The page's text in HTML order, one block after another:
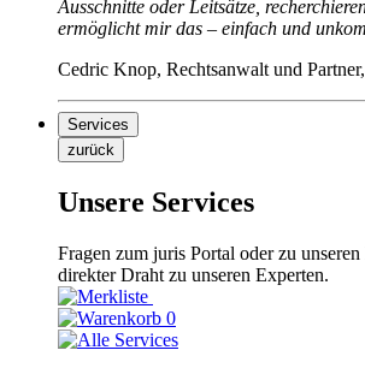
Ausschnitte oder Leitsätze,
ermöglicht mir das – einfach und
Cedric Knop, Rechtsanwalt und
Services
zurück
Unsere Services
Fragen zum juris Portal oder zu
direkter Draht zu unseren Experten.
0